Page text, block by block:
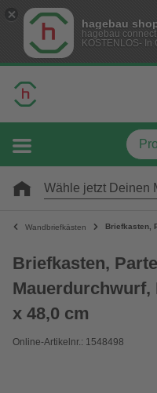
hagebau
hagebau
KOSTENLOS- In
Wähle jetzt Deinen
Wandbriefkästen Briefkasten,
Briefkasten,
Mauerdurchwurf,
x 48,0 cm
Online-Artikelnr.: 1548498